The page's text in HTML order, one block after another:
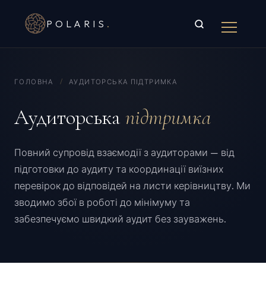
POLARIS .
ГОЛОВНА / АУДИТОРСЬКА ПІДТРИМКА
Аудиторська підтримка
Повний супровід взаємодії з аудиторами — від
підготовки до аудиту та координації виїзних
перевірок до відповідей на листи керівництву. Ми
зводимо збої в роботі до мінімуму та
забезпечуємо швидкий аудит без зауважень.